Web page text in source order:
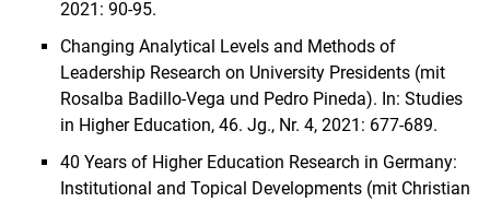
2021: 90-95.
Changing Analytical Levels and Methods of
Leadership Research on University Presidents (mit
Rosalba Badillo-Vega und Pedro Pineda). In: Studies
in Higher Education, 46. Jg., Nr. 4, 2021: 677-689.
40 Years of Higher Education Research in Germany:
Institutional and Topical Developments (mit Christian